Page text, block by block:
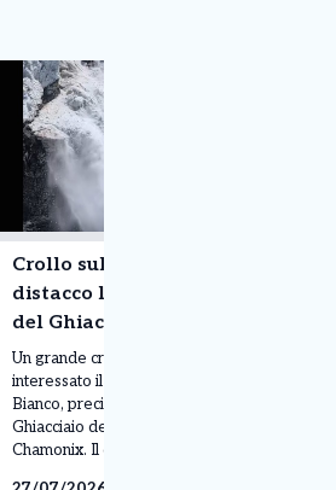
Crollo sul Monte Bianco:
distacco lungo le pendenze
del Ghiacciaio di Bossons
Un grande crollo di ghiaccio ha
interessato il versante del Monte
Bianco, precisamente lungo il
Ghiacciaio dei Bossons, nella zona di
Chamonix. Il distacco ha coinvolto